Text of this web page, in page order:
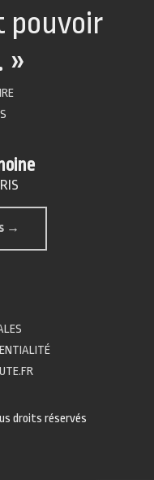
→
pouvoir
»
droits réservés